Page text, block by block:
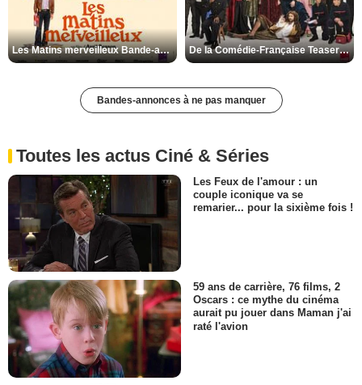
Les Matins merveilleux Bande-annonce VF De la Comédie-Française Teaser VF
Bandes-annonces à ne pas manquer
Toutes les actus Ciné & Séries
Les Feux de l'amour : un
couple iconique va se
remarier... pour la sixième fois !
59 ans de carrière, 76 films, 2
Oscars : ce mythe du cinéma
aurait pu jouer dans Maman j'ai
raté l'avion